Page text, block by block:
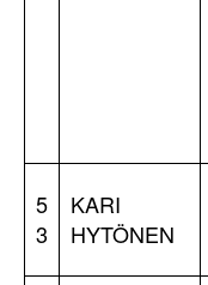
5
3
KARI
HYTÖNEN